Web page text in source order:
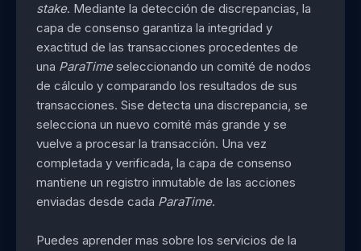
stake. Mediante la detección de discrepancias, la
capa de consenso garantiza la integridad y
exactitud de las transacciones procedentes de
una ParaTimeseleccionando un comité de nodos
de cálculo y comparando los resultados de sus
transacciones. Sise detecta una discrepancia, se
selecciona un nuevo comité más grande y se
vuelve a procesar la transacción. Una vez
completada y verificada, la capa de consenso
mantiene un registro inmutable de las acciones
enviadas desde cada ParaTime.
Puedes aprender mas sobre los servicios de la